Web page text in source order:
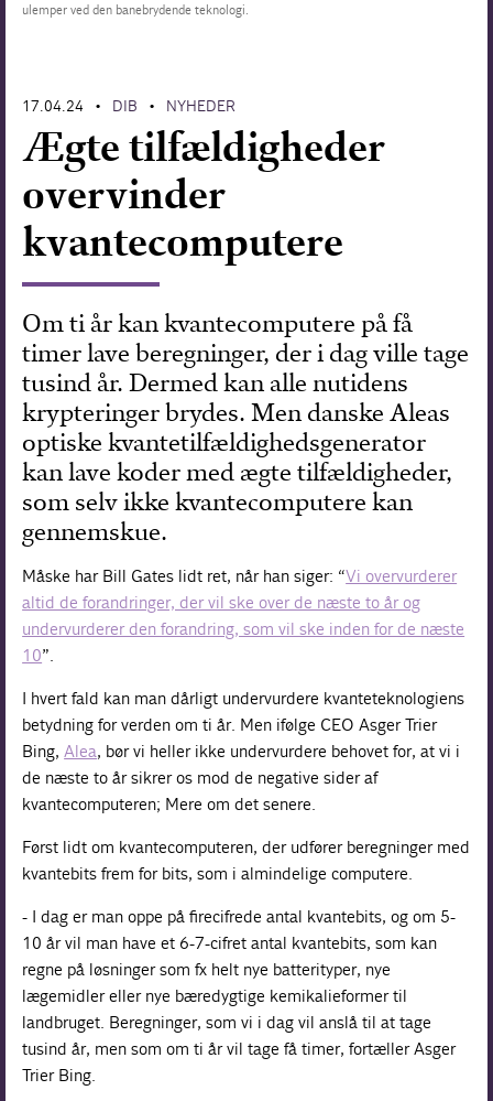
ulemper ved den banebrydende teknologi.
17.04.24 • DIB • NYHEDER
Ægte tilfældigheder
overvinder
kvantecomputere
Om ti år kan kvantecomputere på få
timer lave beregninger, der i dag ville tage
tusind år. Dermed kan alle nutidens
krypteringer brydes. Men danske Aleas
optiske kvantetilfældighedsgenerator
kan lave koder med ægte tilfældigheder,
som selv ikke kvantecomputere kan
gennemskue.
Måske har Bill Gates lidt ret, når han siger: “Vi overvurderer
altid de forandringer, der vil ske over de næste to år og
undervurderer den forandring, som vil ske inden for de næste
10”.
I hvert fald kan man dårligt undervurdere kvanteteknologiens
betydning for verden om ti år. Men ifølge CEO Asger Trier
Bing,Alea, bør vi heller ikke undervurdere behovet for, at vi i
de næste to år sikrer os mod de negative sider af
kvantecomputeren; Mere om det senere.
Først lidt om kvantecomputeren, der udfører beregninger med
kvantebits frem for bits, som i almindelige computere.
- I dag er man oppe på firecifrede antal kvantebits, og om 5-
10 år vil man have et 6-7-cifret antal kvantebits, som kan
regne på løsninger som fx helt nye batterityper, nye
lægemidler eller nye bæredygtige kemikalieformer til
landbruget. Beregninger, som vi i dag vil anslå til at tage
tusind år, men som om ti år vil tage få timer, fortæller Asger
Trier Bing.